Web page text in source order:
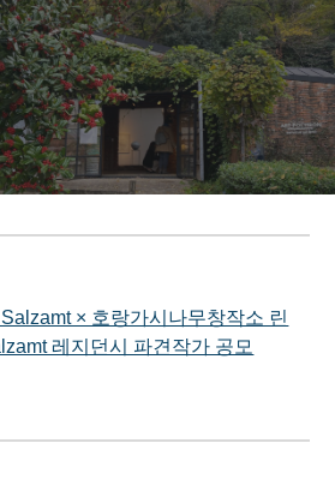
× 호랑가시나무창작소 린
레지던시 파견작가 공모